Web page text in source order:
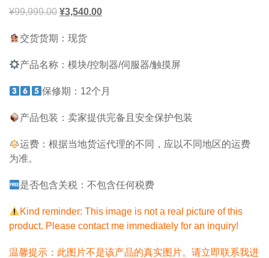
¥99,999.00 ¥3,540.00
交货货期：现货
产品名称：模块/控制器/伺服器/触摸屏
保修期：12个月
产品包装：卖家提供完备且安全保护包装
运费：根据当地货运代理的不同，应以不同地区的运费
为准。
是否包含关税：不包含任何税费
Kind reminder: This image is not a real picture of this
product. Please contact me immediately for an inquiry!
温馨提示：此图片不是该产品的真实图片。请立即联系我进